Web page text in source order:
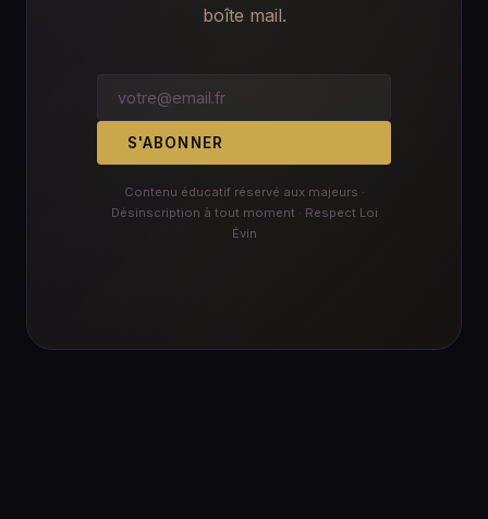
boîte mail.
S'ABONNER
Contenu éducatif réservé aux majeurs ·
Désinscription à tout moment · Respect Loi
Évin